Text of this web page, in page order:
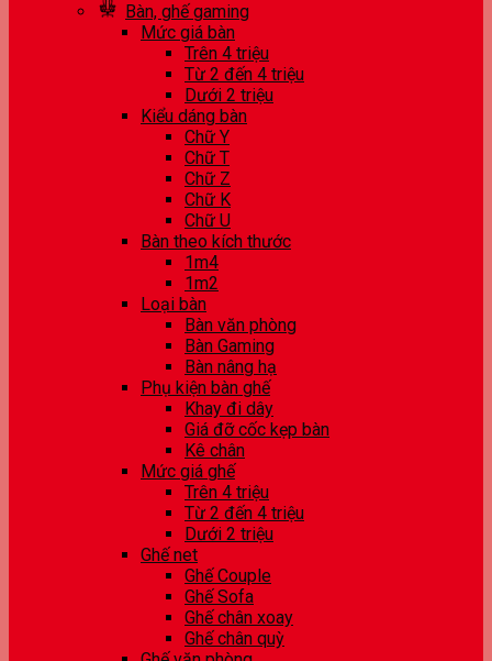
Bàn, ghế gaming
Mức giá bàn
Trên 4 triệu
Từ 2 đến 4 triệu
Dưới 2 triệu
Kiểu dáng bàn
Chữ Y
Chữ T
Chữ Z
Chữ K
Chữ U
Bàn theo kích thước
1m4
1m2
Loại bàn
Bàn văn phòng
Bàn Gaming
Bàn nâng hạ
Phụ kiện bàn ghế
Khay đi dây
Giá đỡ cốc kẹp bàn
Kê chân
Mức giá ghế
Trên 4 triệu
Từ 2 đến 4 triệu
Dưới 2 triệu
Ghế net
Ghế Couple
Ghế Sofa
Ghế chân xoay
Ghế chân quỳ